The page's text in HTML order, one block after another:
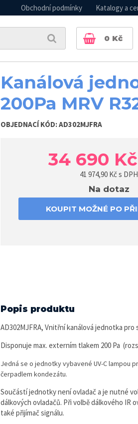
Obchodní podmínky Katalogy a
0 Kč
Kanálová
200Pa MRV
OBJEDNACÍ KÓD:AD302MJFRA
34 690 Kč
41 974,90 Kč s DPH
Na dotaz
KOUPIT MOŽNÉ PO
Popis produktu
AD302MJFRA, Vnitřní kanálová jednotka pro
Disponuje max. externím tlakem 200 Pa
Jedná se o jednotky vybavené UV-C lampou
čerpadlem kondezátu.
Součástí jednotky není ovladač a je nutné
dálkových ovladačů. Při volbě dálkového IR
také přijímač signálu.